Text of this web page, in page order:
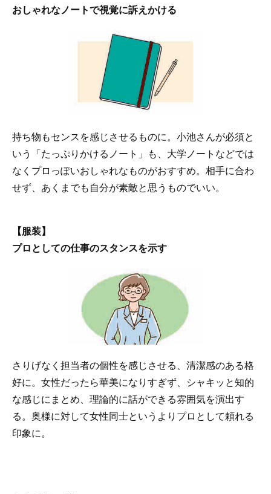
おしゃれなノートで視覚に訴えかける
持ち物もセンスを感じさせるものに。小池さんが必須と
いう「たっぷりかけるノート」も、大学ノートなどでは
なくプロっぽいおしゃれなものがおすすめ。相手に合わ
せず、あくまでも自分が素敵と思うものでいい。
【服装】
プロとしての仕事のスタンスを示す
さりげなく担当者の個性を感じさせる、清潔感のある格
好に。女性だったら華美になりすぎず、シャキッと知的
な感じにまとめ、理論的に話ができる雰囲気を演出す
る。奥様に対して女性同士というよりプロとして頼れる
印象に。